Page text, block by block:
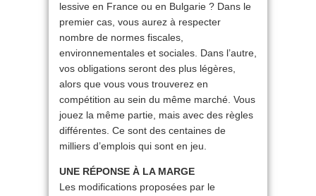
lessive en France ou en Bulgarie ? Dans le
premier cas, vous aurez à respecter
nombre de normes fiscales,
environnementales et sociales. Dans l’autre,
vos obligations seront des plus légères,
alors que vous vous trouverez en
compétition au sein du même marché. Vous
jouez la même partie, mais avec des règles
différentes. Ce sont des centaines de
milliers d’emplois qui sont en jeu.
UNE RÉPONSE À LA MARGE
Les modifications proposées par le